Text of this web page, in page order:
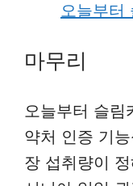
오늘부터
마무리
오늘부터 슬림
약처 인증 기
장 섭취량이